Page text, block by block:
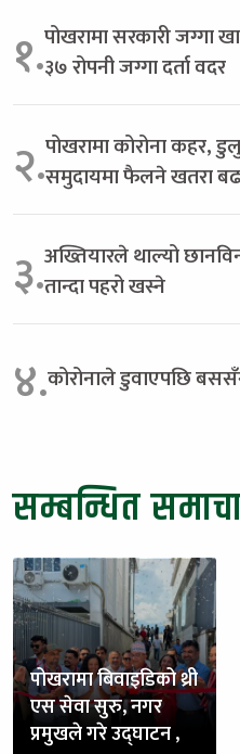
१.पोखरामा सरकारी जग्गा
३७ रोपनी जग्गा दर्ता वदर
२.पोखरामा कोरोना कहर,
समुदायमा फैलने खतरा
३.अख्तियारले थाल्यो
तान्दा पहरो खस्ने
४.कोरोनाले डुवाएपछि
सम्बन्धित
पोखरामा बिवाइडिको थ्री
एस सेवा सुरु, नगर
प्रमुखले गरे उद्घाटन ,